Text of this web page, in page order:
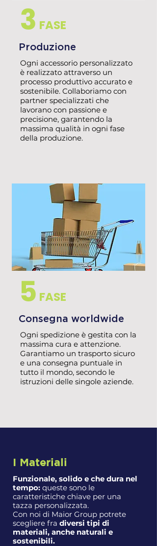
3 FASE
Produzione
Ogni accessorio personalizzato
è realizzato attraverso un
processo produttivo accurato e
sostenibile. Collaboriamo con
partner specializzati che
lavorano con passione e
precisione, garantendo la
massima qualità in ogni fase
della produzione.
5 FASE
Consegna worldwide
Ogni spedizione è gestita con la
massima cura e attenzione.
Garantiamo un trasporto sicuro
e una consegna puntuale in
tutto il mondo, secondo le
istruzioni delle singole aziende.
I Materiali
Funzionale, solido e che dura nel
tempo: queste sono le
caratteristiche chiave per una
tazza personalizzata.
Con noi di Maior Group potrete
scegliere fra diversi tipi di
materiali, anche naturali e
sostenibili.